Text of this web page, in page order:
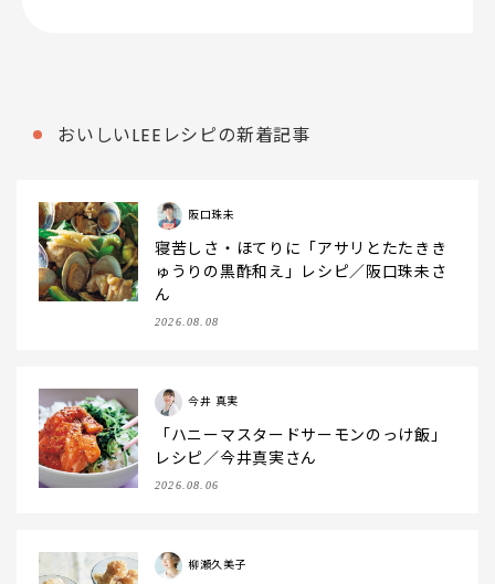
おいしいLEEレシピの新着記事
阪口珠未
寝苦しさ・ほてりに「アサリとたたきき
ゅうりの黒酢和え」レシピ／阪口珠未さ
ん
2026.08.08
今井 真実
「ハニーマスタードサーモンのっけ飯」
レシピ／今井真実さん
2026.08.06
柳瀬久美子